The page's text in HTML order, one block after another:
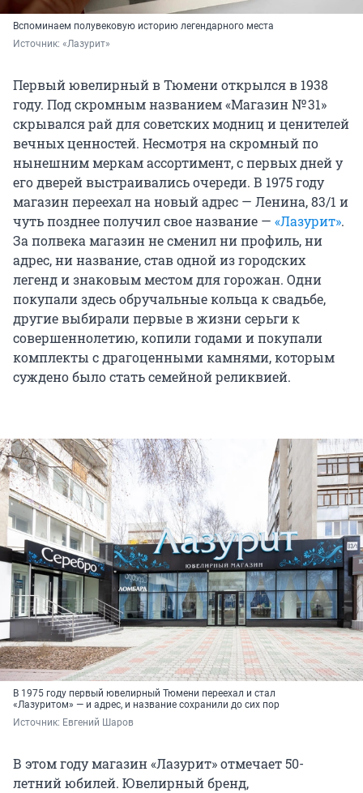
Вспоминаем полувековую историю легендарного места
Источник: «Лазурит»
Первый ювелирный в Тюмени открылся в 1938
году. Под скромным названием «Магазин№ 31»
скрывался рай для советских модниц и ценителей
вечных ценностей. Несмотря на скромный по
нынешним меркам ассортимент, с первых дней у
его дверей выстраивались очереди. В 1975 году
магазин переехал на новый адрес — Ленина, 83/1 и
чуть позднее получил свое название — «Лазурит».
За полвека магазин не сменил ни профиль, ни
адрес, ни название, став одной из городских
легенд и знаковым местом для горожан. Одни
покупали здесь обручальные кольца к свадьбе,
другие выбирали первые в жизни серьги к
совершеннолетию, копили годами и покупали
комплекты с драгоценными камнями, которым
суждено было стать семейной реликвией.
В 1975 году первый ювелирный Тюмени переехал и стал
«Лазуритом» — и адрес, и название сохранили до сих пор
Источник: Евгений Шаров
В этом году магазин «Лазурит» отмечает 50-
летний юбилей. Ювелирный бренд,